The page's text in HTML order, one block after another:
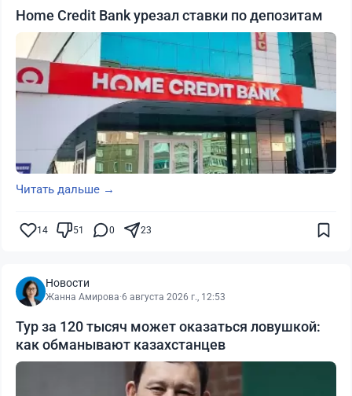
Home Credit Bank урезал ставки по депозитам
Читать дальше →
14 51 0 23
Новости
Жанна Амирова·6 августа 2026 г., 12:53
Тур за 120 тысяч может оказаться ловушкой:
как обманывают казахстанцев